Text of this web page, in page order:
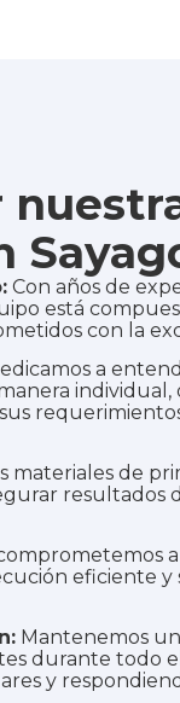
Con años de
está
con la
a
materiales de
resultados
eficiente y
Mantenemos
durante todo
y